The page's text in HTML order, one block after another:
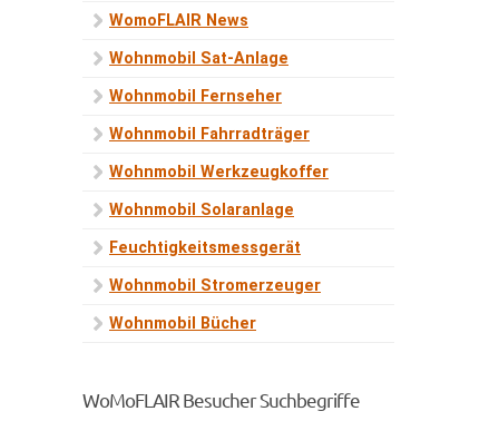
WomoFLAIR News
Wohnmobil Sat-Anlage
Wohnmobil Fernseher
Wohnmobil Fahrradträger
Wohnmobil Werkzeugkoffer
Wohnmobil Solaranlage
Feuchtigkeitsmessgerät
Wohnmobil Stromerzeuger
Wohnmobil Bücher
WoMoFLAIR Besucher Suchbegriffe